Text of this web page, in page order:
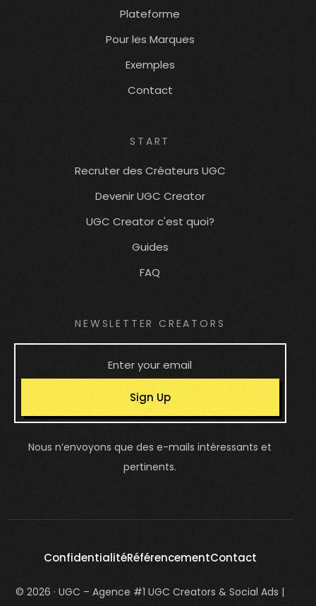
Plateforme
Pour les Marques
Exemples
Contact
START
Recruter des Créateurs UGC
Devenir UGC Creator
UGC Creator c'est quoi?
Guides
FAQ
NEWSLETTER CREATORS
Sign Up
Nous n’envoyons que des e-mails intéressants et
pertinents.
ConfidentialitéRéférencementContact
© 2026 · UGC – Agence #1 UGC Creators & Social Ads |